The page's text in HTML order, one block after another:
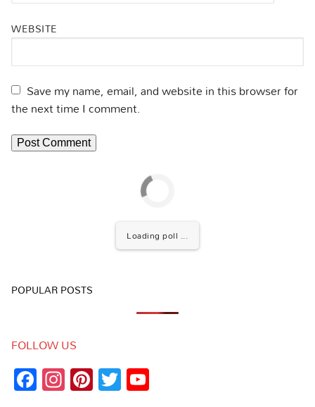
WEBSITE
Save my name, email, and website in this browser for
the next time I comment.
Loading poll ...
POPULAR POSTS
FOLLOW US
Facebook
Instagram
Pinterest
Twitter